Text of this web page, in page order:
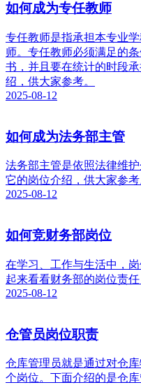
如何成为专任教师
专任教师是指承担本专业
师。专任教师必须满足的
书，并且要在统计的时段
绍，供大家参考。
2025-08-12
如何成为法务部主管
法务部主管是依照法律维
它的岗位介绍，供大家参考
2025-08-12
如何竞财务部岗位
在学习、工作与生活中，
起来看看财务部的岗位责任
2025-08-12
仓管员岗位职责
仓库管理员就是通过对仓
个岗位。下面介绍的是仓